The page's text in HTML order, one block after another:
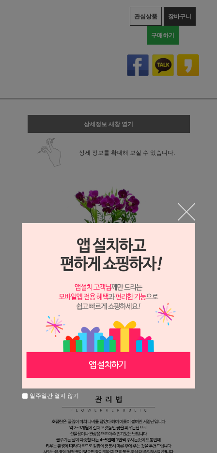
관심상품 장바구니
구매하기
상세정보 새창 열기
상세 정보를 확대해 보실 수 있습니다.
일주일간 열지 않기